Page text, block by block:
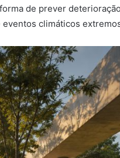
de prever
climáticos